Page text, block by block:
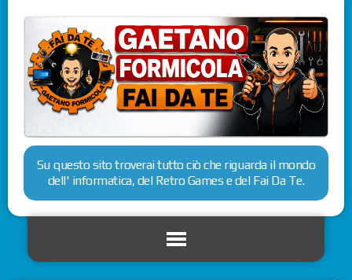
Su questo sito troverai tutto ciò che riguarda il mondo
dell' informatica, del Retro Games e del Fai Da Te.